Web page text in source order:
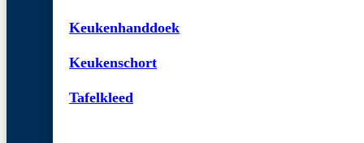
Keukenhanddoek
Keukenschort
Tafelkleed